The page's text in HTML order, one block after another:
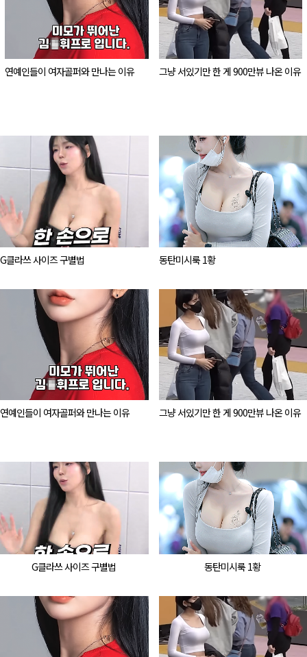
연예인들이 여자골퍼와 만나는 이유 그냥 서있기만 한 게 900만뷰 나온 이유
G클라쓰 사이즈 구별법 동탄미시룩 1황
연예인들이 여자골퍼와 만나는 이유 그냥 서있기만 한 게 900만뷰 나온 이유
G클라쓰 사이즈 구별법 동탄미시룩 1황